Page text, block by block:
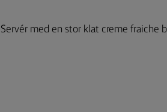
Servér med en stor klat creme fraiche